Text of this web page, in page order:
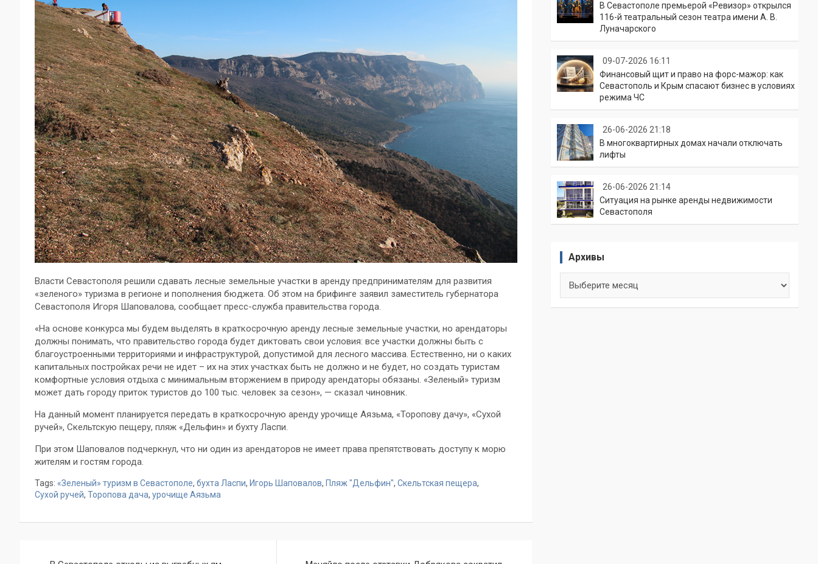
Власти Севастополя решили сдавать лесные земельные участки в аренду предпринимателям для развития
«зеленого» туризма в регионе и пополнения бюджета. Об этом на брифинге заявил заместитель губернатора
Севастополя Игоря Шаповалова, сообщает пресс-служба правительства города.
«На основе конкурса мы будем выделять в краткосрочную аренду лесные земельные участки, но арендаторы
должны понимать, что правительство города будет диктовать свои условия: все участки должны быть с
благоустроенными территориями и инфраструктурой, допустимой для лесного массива. Естественно, ни о каких
капитальных постройках речи не идет – их на этих участках быть не должно и не будет, но создать туристам
комфортные условия отдыха с минимальным вторжением в природу арендаторы обязаны. «Зеленый» туризм
может дать городу приток туристов до 100 тыс. человек за сезон», — сказал чиновник.
На данный момент планируется передать в краткосрочную аренду урочище Аязьма, «Торопову дачу», «Сухой
ручей», Скельтскую пещеру, пляж «Дельфин» и бухту Ласпи.
При этом Шаповалов подчеркнул, что ни один из арендаторов не имеет права препятствовать доступу к морю
жителям и гостям города.
Tags: «Зеленый» туризм в Севастополе, бухта Ласпи, Игорь Шаповалов, Пляж "Дельфин", Скельтская пещера,
Сухой ручей, Торопова дача, урочище Аязьма
В Севастополе премьерой «Ревизор» открылся
116-й театральный сезон театра имени А. В.
Луначарского
09-07-2026 16:11
Финансовый щит и право на форс-мажор: как
Севастополь и Крым спасают бизнес в условиях
режима ЧС
26-06-2026 21:18
В многоквартирных домах начали отключать
лифты
26-06-2026 21:14
Ситуация на рынке аренды недвижимости
Севастополя
Архивы